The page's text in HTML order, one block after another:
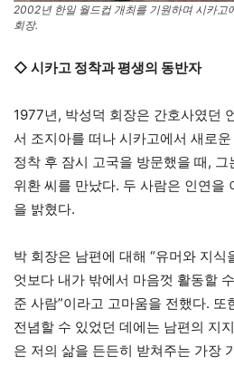
2002년 한일 월드컵 개최를 기원하며 시카고
회장.
◇ 시카고 정착과 평생의 동반자
1977년, 박성덕 회장은 간호사였던
서 조지아를 떠나 시카고에서 새로
정착 후 잠시 고국을 방문했을 때,
위환 씨를 만났다. 두 사람은 인연을
을 밝혔다.
박 회장은 남편에 대해 “유머와 지식
엇보다 내가 밖에서 마음껏 활동할
준 사람”이라고 고마움을 전했다. 또
전념할 수 있었던 데에는 남편의 지
은 저의 삶을 든든히 받쳐주는 가장